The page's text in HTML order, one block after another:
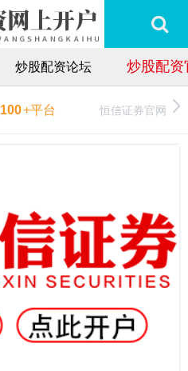
炒股配资论坛 炒股配
100+平台 恒信证券官网